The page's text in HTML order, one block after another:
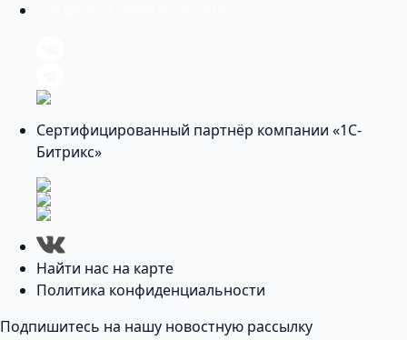
Сертифицированный партнёр компании «1С-
Битрикс»
Найти нас на карте
Политика конфиденциальности
Подпишитесь на нашу новостную рассылку